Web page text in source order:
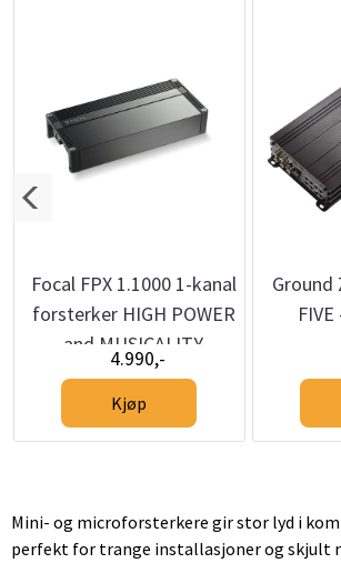
Focal FPX 1.1000 1-kanal
forsterker HIGH POWER
and MUSICALITY
4.990,-
Kjøp
Ground
Mini- og microforsterkere gir stor lyd i
perfekt for trange installasjoner og skjult